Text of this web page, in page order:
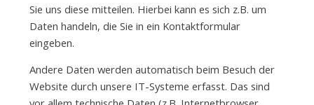
Sie uns diese mitteilen. Hierbei kann es sich z.B. um
Daten handeln, die Sie in ein Kontaktformular
eingeben.
Andere Daten werden automatisch beim Besuch der
Website durch unsere IT-Systeme erfasst. Das sind